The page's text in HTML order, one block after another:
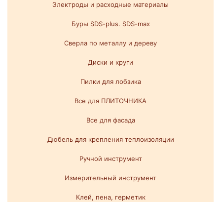
Электроды и расходные материалы
Буры SDS-plus. SDS-max
Сверла по металлу и дереву
Диски и круги
Пилки для лобзика
Все для ПЛИТОЧНИКА
Все для фасада
Дюбель для крепления теплоизоляции
Ручной инструмент
Измерительный инструмент
Клей, пена, герметик